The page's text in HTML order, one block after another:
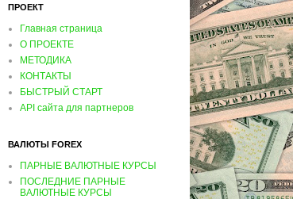
ПРОЕКТ
Главная страница
О ПРОЕКТЕ
МЕТОДИКА
КОНТАКТЫ
БЫСТРЫЙ СТАРТ
API сайта для партнеров
ВАЛЮТЫ FOREX
ПАРНЫЕ ВАЛЮТНЫЕ КУРСЫ
ПОСЛЕДНИЕ ПАРНЫЕ
ВАЛЮТНЫЕ КУРСЫ